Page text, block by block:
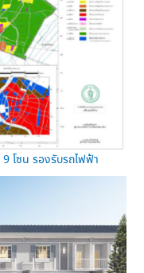
โซน รองรับรถไฟฟ้า